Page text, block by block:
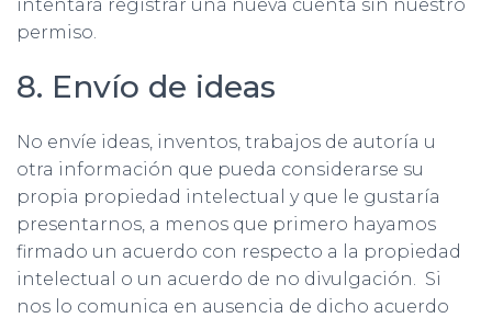
intentará registrar una nueva cuenta sin nuestro
permiso.
8. Envío de ideas
No envíe ideas, inventos, trabajos de autoría u
otra información que pueda considerarse su
propia propiedad intelectual y que le gustaría
presentarnos, a menos que primero hayamos
firmado un acuerdo con respecto a la propiedad
intelectual o un acuerdo de no divulgación. Si
nos lo comunica en ausencia de dicho acuerdo